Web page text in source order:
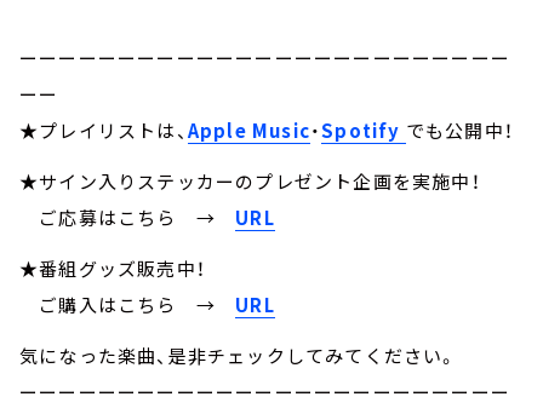
ーーーーーーーーーーーーーーーーーーーーーーーーー
ーー
★プレイリストは、Apple Music・Spotify でも公開中！
★サイン入りステッカーのプレゼント企画を実施中！
ご応募はこちら →
URL
★番組グッズ販売中！
ご購入はこちら → URL
気になった楽曲、是非チェックしてみてください。
ーーーーーーーーーーーーーーーーーーーーーーーーー